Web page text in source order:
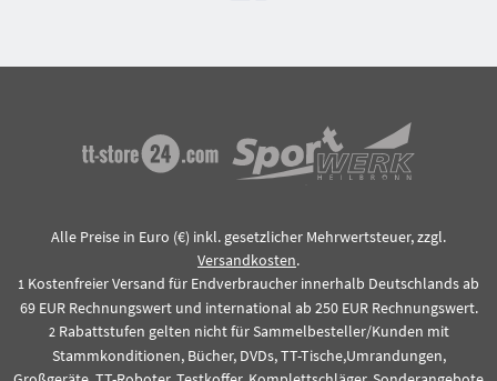
Alle Preise in Euro (€) inkl. gesetzlicher Mehrwertsteuer, zzgl.
Versandkosten.
1 Kostenfreier Versand für Endverbraucher innerhalb Deutschlands ab
69 EUR Rechnungswert und international ab 250 EUR Rechnungswert.
2 Rabattstufen gelten nicht für Sammelbesteller/Kunden mit
Stammkonditionen, Bücher, DVDs, TT-Tische,Umrandungen,